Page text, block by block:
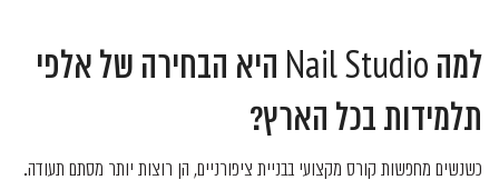
למה Nail Studio היא הבחירה של אלפי
תלמידות בכל הארץ?
כשנשים מחפשות קורס מקצועי בבניית ציפורניים, הן רוצות יותר מסתם תעודה.